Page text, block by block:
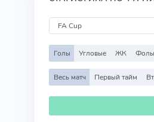
Голы Угловые ЖК Фолы
Весь матч Первый тайм